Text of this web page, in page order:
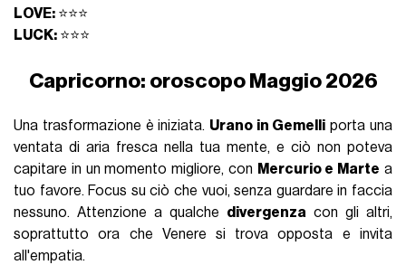
LOVE: ⭐⭐⭐
LUCK: ⭐⭐⭐
Capricorno: oroscopo Maggio 2026
Una trasformazione è iniziata. Urano in Gemelli porta una
ventata di aria fresca nella tua mente, e ciò non poteva
capitare in un momento migliore, con Mercurio e Marte a
tuo favore. Focus su ciò che vuoi, senza guardare in faccia
nessuno. Attenzione a qualche divergenza con gli altri,
soprattutto ora che Venere si trova opposta e invita
all'empatia.